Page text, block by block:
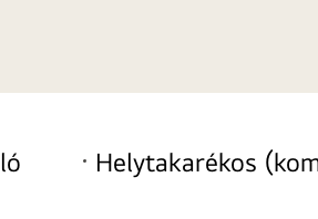
Helytakarékos